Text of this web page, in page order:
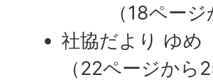
（18ペー
社協だより ゆめ
（22ページから